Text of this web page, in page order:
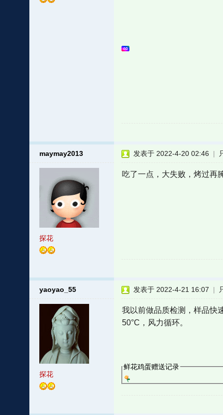
maymay2013
探花
发表于 2022-4-20 02:46 |
吃了一点，大失败，烤过再
yaoyao_55
探花
发表于 2022-4-21 16:07 |
我以前做品质检测，样品快
50°C，风力循环。
鲜花鸡蛋赠送记录